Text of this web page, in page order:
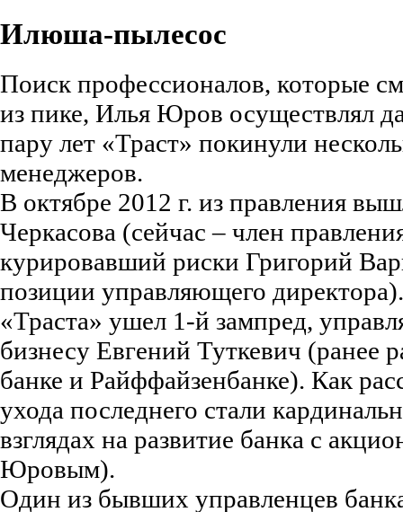
Илюша-пылесос
Поиск профессионалов, которые
из пике, Илья Юров осуществлял
пару лет «Траст» покинули
менеджеров.
В октябре 2012 г. из правления
Черкасова (сейчас – член
курировавший риски Григорий
позиции управляющего
«Траста» ушел 1-й зампред,
бизнесу Евгений Туткевич (ранее
банке и Райффайзенбанке). Как
ухода последнего стали
взглядах на развитие банка с
Юровым).
Один из бывших управленцев